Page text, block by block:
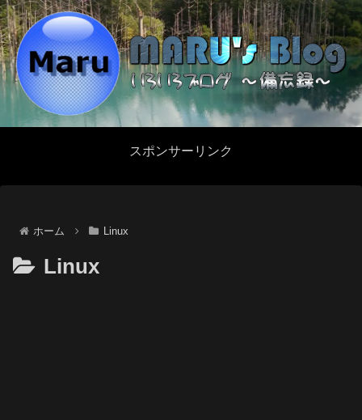
スポンサーリンク
ホーム Linux
Linux